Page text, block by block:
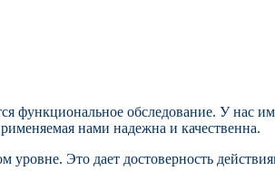
обследование. У нас
нами надежна и качественна.
Это дает достоверность